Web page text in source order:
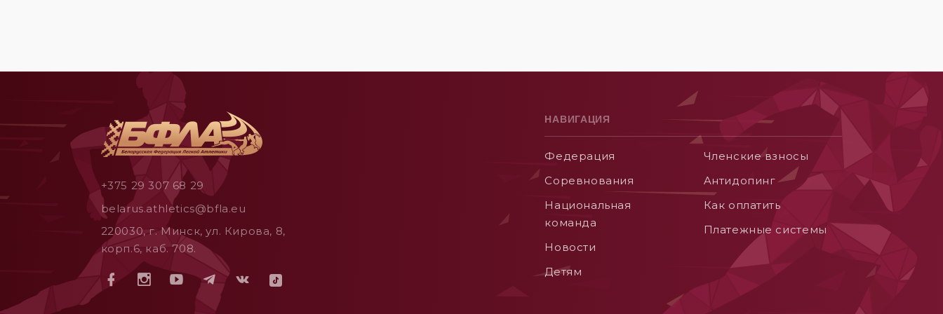
+375 29 307 68 29
belarus.athletics@bfla.eu
220030, г. Минск, ул. Кирова, 8,
корп.6, каб. 708.
НАВИГАЦИЯ
Федерация
Соревнования
Национальная
команда
Новости
Детям
Членские взносы
Aнтидопинг
Как оплатить
Платежные системы